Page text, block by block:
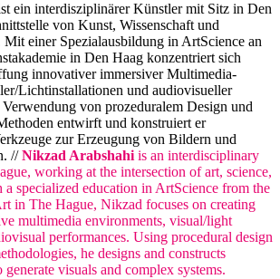
ein interdisziplinärer Künstler mit Sitz in Den
von Kunst, Wissenschaft und
Mit einer Spezialausbildung in ArtScience an
in Den Haag konzentriert sich
innovativer immersiver Multimedia-
Lichtinstallationen und audiovisueller
von prozeduralem Design und
entwirft und konstruiert er
zur Erzeugung von Bildern und
//Nikzad Arabshahi is an interdisciplinary
working at the intersection of art, science,
a specialized education in ArtScience from the
in The Hague, Nikzad focuses on creating
multimedia environments, visual/light
performances. Using procedural design
he designs and constructs
visuals and complex systems.